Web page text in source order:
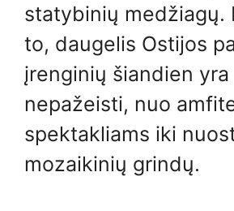
statybinių medžiagų.
to, daugelis Ostijos
įrenginių šiandien yra
nepažeisti, nuo
spektakliams iki
mozaikinių grindų.